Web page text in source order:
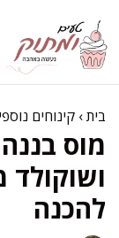
לתוכן
בית› קינוחים
מוס
ושוקולד
להכנה